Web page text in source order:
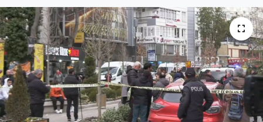
Eğitim
Eğlence
Ekonomi
Forum